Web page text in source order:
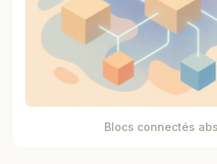
Blocs connectés